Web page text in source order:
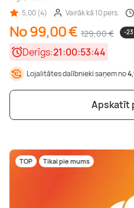
5,00 (4)
Vairāk kā 10 pers.
No 99,00 € 129,00 € -
Derīgs:21:00:53:42
Lojalitātes dalībnieki saņem no
Apskatīt
TOP Tikai pie mums